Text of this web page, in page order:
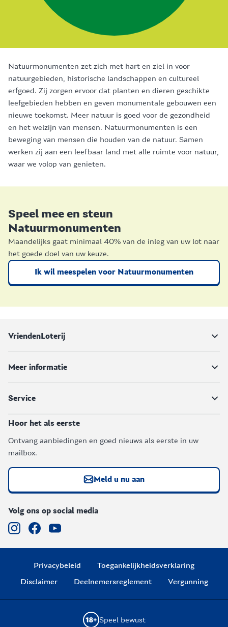
Natuurmonumenten zet zich met hart en ziel in voor
natuurgebieden, historische landschappen en cultureel
erfgoed. Zij zorgen ervoor dat planten en dieren geschikte
leefgebieden hebben en geven monumentale gebouwen een
nieuwe toekomst. Meer natuur is goed voor de gezondheid
en het welzijn van mensen. Natuurmonumenten is een
beweging van mensen die houden van de natuur. Samen
werken zij aan een leefbaar land met alle ruimte voor natuur,
waar we volop van genieten.
Speel mee en steun
Natuurmonumenten
Maandelijks gaat minimaal 40% van de inleg van uw lot naar
het goede doel van uw keuze.
Ik wil meespelen voor Natuurmonumenten
VriendenLoterij
Meer informatie
Service
Hoor het als eerste
Ontvang aanbiedingen en goed nieuws als eerste in uw
mailbox.
Meld u nu aan
Volg ons op social media
Privacybeleid
Toegankelijkheidsverklaring
Disclaimer
Deelnemersreglement Vergunning
Speel bewust